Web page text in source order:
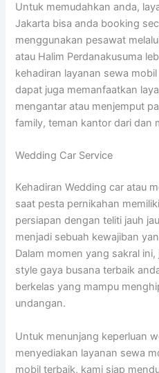
Untuk memudahkan anda,
Jakarta bisa anda booking
menggunakan pesawat
atau Halim Perdanakusuma
kehadiran layanan sewa
dapat juga memanfaatkan
mengantar atau menjemput
family, teman kantor dari dan
Wedding Car Service
Kehadiran Wedding car atau
saat pesta pernikahan
persiapan dengan teliti jauh
menjadi sebuah kewajiban
Dalam momen yang sakral
style gaya busana terbaik
berkelas yang mampu
undangan.
Untuk menunjang keperluan
menyediakan layanan sewa
mobil terbaik, kami siap